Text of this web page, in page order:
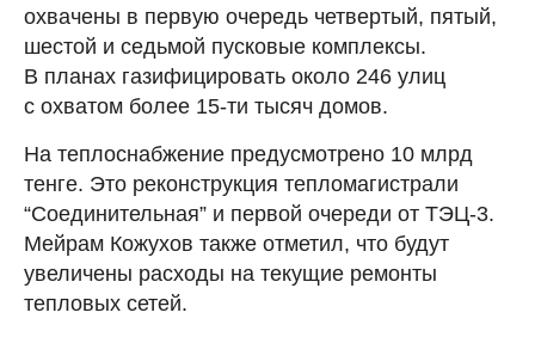
охвачены в первую очередь четвертый, пятый,
шестой и седьмой пусковые комплексы.
В планах газифицировать около 246 улиц
с охватом более 15-ти тысяч домов.
На теплоснабжение предусмотрено 10 млрд
тенге. Это реконструкция тепломагистрали
“Соединительная” и первой очереди от ТЭЦ-3.
Мейрам Кожухов также отметил, что будут
увеличены расходы на текущие ремонты
тепловых сетей.